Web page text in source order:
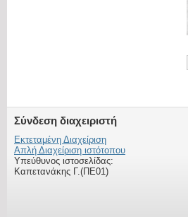
Σύνδεση διαχειριστή
Εκτεταμένη Διαχείριση
Απλή Διαχείριση ιστότοπου
Υπεύθυνος ιστοσελίδας:
Καπετανάκης Γ.(ΠΕ01)